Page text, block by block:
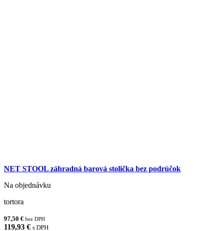
NET STOOL záhradná barová stolička bez podrúčok
Na objednávku
tortora
97,50 € bez DPH
119,93 € s DPH